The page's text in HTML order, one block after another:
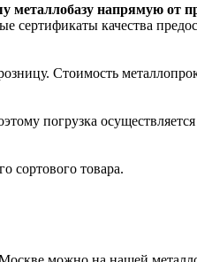
металлобазу напрямую от
сертификаты качества
Стоимость
погрузка
сортового товара.